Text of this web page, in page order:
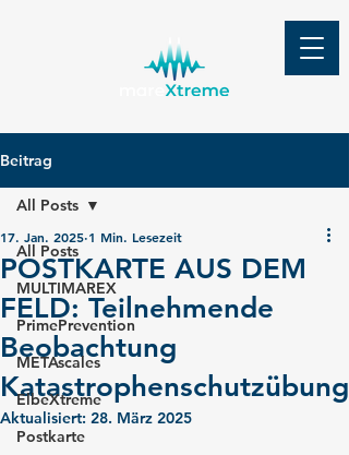
Beitrag
All Posts
MULTIMAREX
PrimePrevention
METAscales
ElbeXtreme
Postkarte
All Posts
POSTKARTE AUS DEM
FELD: Teilnehmende
Beobachtung
Katastrophenschutzübung
17. Jan. 2025 1 Min. Lesezeit
Aktualisiert: 28. März 2025